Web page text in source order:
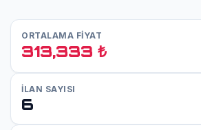
ORTALAMA FİYAT
313,333 ₺
İLAN SAYISI
6